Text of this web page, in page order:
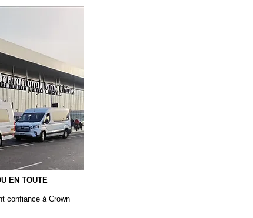
EN TOUTE
confiance à Crown